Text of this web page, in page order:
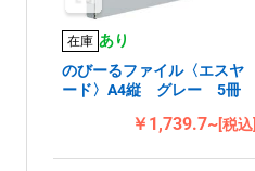
在庫 あり
のびーるファイル〈エスヤ
ード〉A4縦 グレー 5冊
￥1,739.7~[税込]